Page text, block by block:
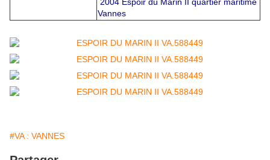
Vannes
#VA : VANNES